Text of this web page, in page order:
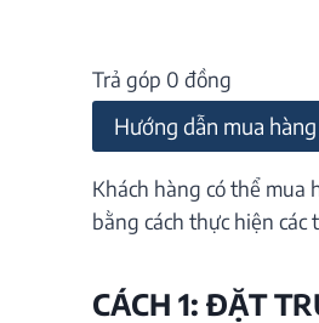
Trả góp 0 đồng
Hướng dẫn mua hàng
Khách hàng có thể mua
bằng cách thực hiện các
CÁCH 1: ĐẶT